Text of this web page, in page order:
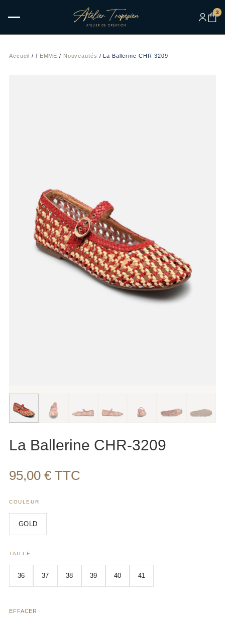
3
Accueil / FEMME / Nouveautés / La Ballerine CHR-3209
La Ballerine CHR-3209
95,00 € TTC
COULEUR
GOLD
TAILLE
36 37 38 39 40 41
EFFACER